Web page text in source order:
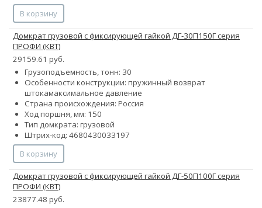
В корзину
Домкрат грузовой с фиксирующей гайкой ДГ-30П150Г серия
ПРОФИ (КВТ)
29159.61 руб.
Грузоподъемность, тонн: 30
Особенности конструкции: пружинный возврат
штокамаксимальное давление
Страна происхождения: Россия
Ход поршня, мм: 150
Тип домкрата: грузовой
Штрих-код: 4680430033197
В корзину
Домкрат грузовой с фиксирующей гайкой ДГ-50П100Г серия
ПРОФИ (КВТ)
23877.48 руб.